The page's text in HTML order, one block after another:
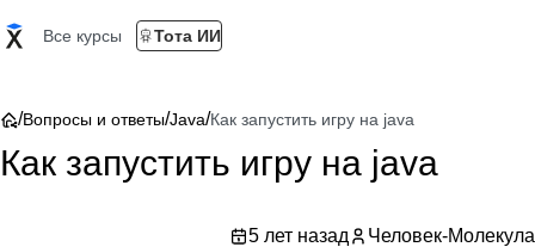
Все курсы Тота ИИ
/Вопросы и ответы/Java/Как запустить игру на java
Как запустить игру на java
5 лет назад Человек-Молекула